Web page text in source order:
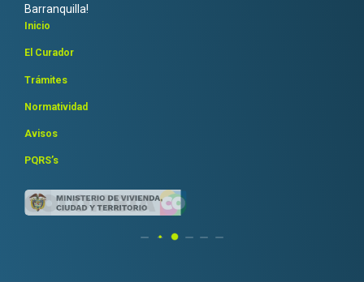
Barranquilla!
Inicio
El Curador
Trámites
Normatividad
Avisos
PQRS’s